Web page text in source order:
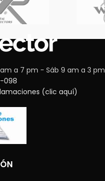
a 7 pm - Sáb 9 am a 3 pm
098
(clic aquí)